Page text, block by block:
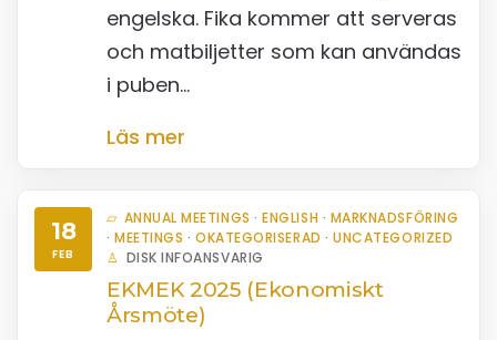
engelska. Fika kommer att serveras
och matbiljetter som kan användas
i puben…
Läs mer
18
FEB
ANNUAL MEETINGS ·ENGLISH · MARKNADSFÖRING
·MEETINGS ·OKATEGORISERAD ·UNCATEGORIZED
DISK INFOANSVARIG
EKMEK 2025 (Ekonomiskt
Årsmöte)